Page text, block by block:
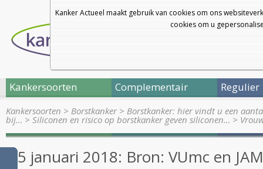
Kanker Actueel maakt gebruik van cookies om ons
cookies om u
Kankersoorten Complementair Regulier
Kankersoorten > Borstkanker> Borstkanker: hier vindt u een
bij… > Siliconen en risico op borstkanker geven siliconen… >
5 januari 2018: Bron: VUmc en